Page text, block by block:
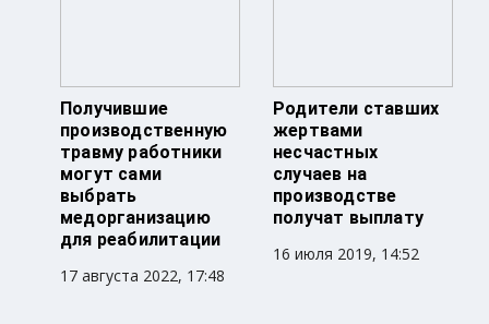
Получившие
производственную
травму работники
могут сами
выбрать
медорганизацию
для реабилитации
17 августа 2022, 17:48
Родители ставших
жертвами
несчастных
случаев на
производстве
получат выплату
16 июля 2019, 14:52